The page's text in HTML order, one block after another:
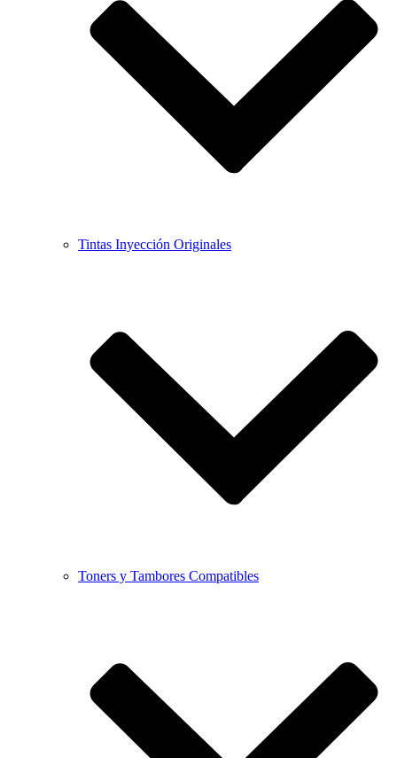
Tintas Inyección Originales
Toners y Tambores Compatibles